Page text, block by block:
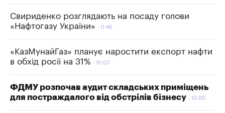
Свириденко розглядають на посаду голови
«Нафтогазу України»
11:46
«КазМунайГаз» планує наростити експорт нафти
в обхід росії на 31%
10:03
ФДМУ розпочав аудит складських приміщень
для постраждалого від обстрілів бізнесу
10:00